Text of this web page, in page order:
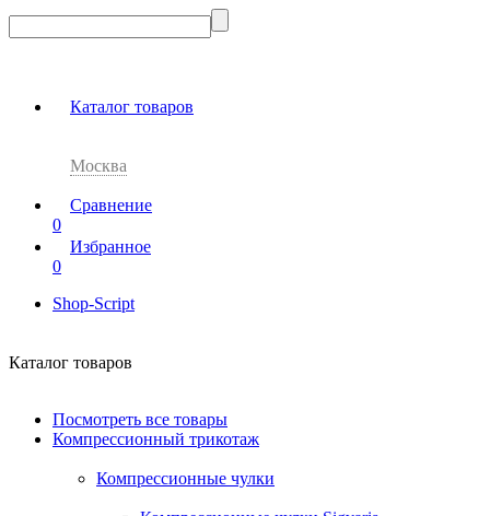
Каталог товаров
Москва
Сравнение
0
Избранное
0
Shop-Script
Каталог товаров
Посмотреть все товары
Компрессионный трикотаж
Компрессионные чулки